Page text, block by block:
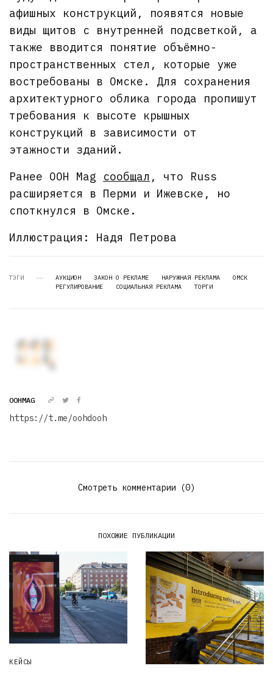
афишных конструкций, появятся новые
виды щитов с внутренней подсветкой, а
также вводится понятие объёмно-
пространственных стел, которые уже
востребованы в Омске. Для сохранения
архитектурного облика города пропишут
требования к высоте крышных
конструкций в зависимости от
этажности зданий.
Ранее OOH Mag сообщал , что Russ
расширяется в Перми и Ижевске, но
споткнулся в Омске.
Иллюстрация: Надя Петрова
ТЭГИ АУКЦИОН ЗАКОН О РЕКЛАМЕ НАРУЖНАЯ РЕКЛАМА
ОМСК
РЕГУЛИРОВАНИЕ
СОЦИАЛЬНАЯ РЕКЛАМА ТОРГИ
OOHMAG
https://t.me/oohdooh
Смотреть комментарии (0)
ПОХОЖИЕ ПУБЛИКАЦИИ
КЕЙСЫ